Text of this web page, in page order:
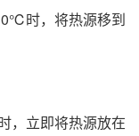
时，将热源移到
，立即将热源放在